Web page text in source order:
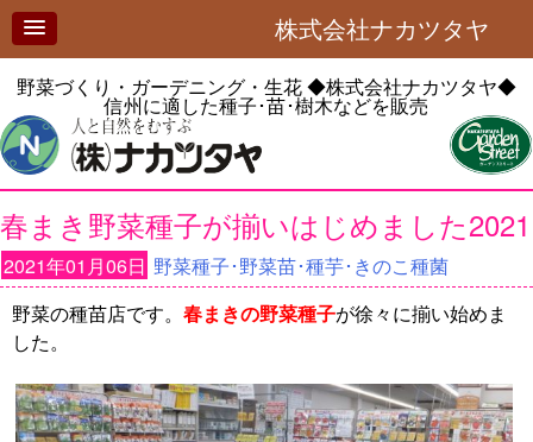
株式会社ナカツタヤ
野菜づくり・ガーデニング・生花◆株式会社ナカツタヤ◆
信州に適した種子･苗･樹木などを販売
春まき野菜種子が揃いはじめました2021
2021年01月06日 野菜種子･野菜苗･種芋･きのこ種菌
野菜の種苗店です。 春まきの野菜種子が徐々に揃い始めま
した。